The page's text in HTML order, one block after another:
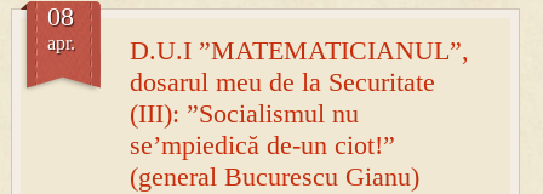
D.U.I ”MATEMATICIANUL”,
dosarul meu de la Securitate
(III): ”Socialismul nu
se’mpiedică de-un ciot!”
(general Bucurescu Gianu)
08
apr.